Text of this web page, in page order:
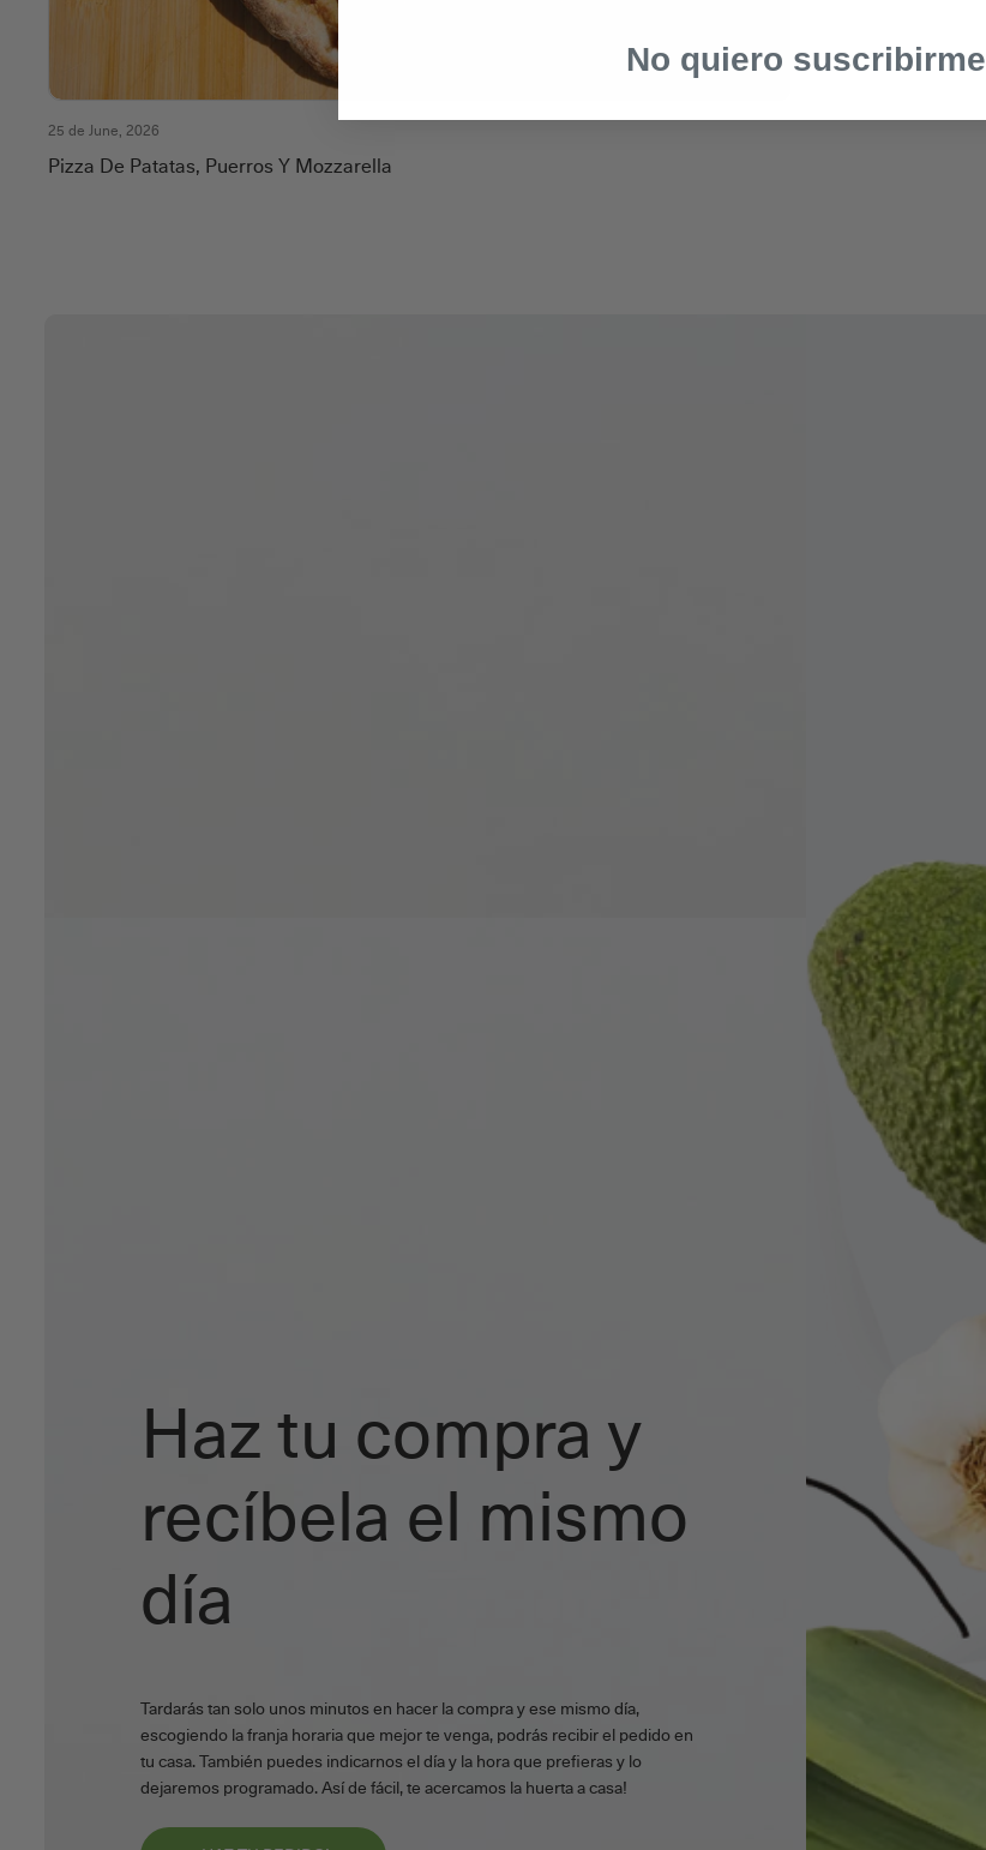
25 de June, 2026
Pizza De Patatas, Puerros Y Mozzarella
Haz tu compra y
recíbela el mismo
día
Tardarás tan solo unos minutos en hacer la compra y ese mismo día,
escogiendo la franja horaria que mejor te venga, podrás recibir el pedido en
tu casa. También puedes indicarnos el día y la hora que prefieras y lo
dejaremos programado. Así de fácil, te acercamos la huerta a casa!
No quiero suscribirme